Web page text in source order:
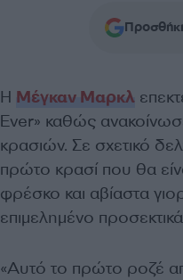
Η Μέγκαν Μαρκλ
Ever» καθώς
κρασιών. Σε σχετικό
πρώτο κρασί που θα
φρέσκο και αβίαστα
επιμελημένο
«Αυτό το πρώτο ροζέ